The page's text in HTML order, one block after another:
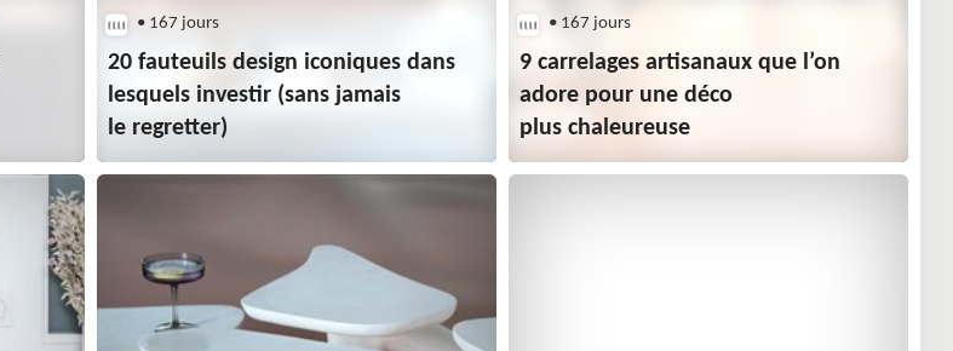
• 167 jours
20 fauteuils design iconiques dans
lesquels investir (sans jamais
le regretter)
• 167 jours
9 carrelages artisanaux que l’on
adore pour une déco
plus chaleureuse